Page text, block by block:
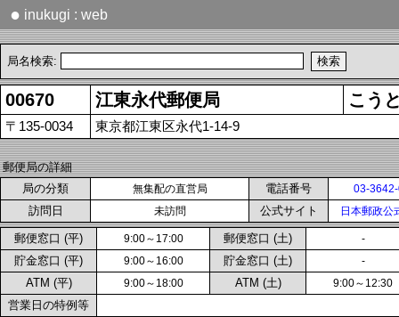
● inukugi : web
局名検索:
00670 江東永代郵便局 こう
〒135-0034 東京都江東区永代1-14-9
郵便局の詳細
局の分類
無集配の直営局 電話番号 03-
訪問日 未訪問 公式サイト 日本郵政公
郵便窓口 (平) 9:00～17:00 郵便窓口 (土) -
貯金窓口 (平) 9:00～16:00 貯金窓口 (土) -
ATM (平) 9:00～18:00 ATM (土) 9:00～12:30
営業日の特例等